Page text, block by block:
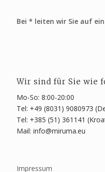
Bei * leiten wir Sie auf
Wir sind für Sie wie
Mo-So: 8:00-20:00
Tel: +49 (8031) 9080973
Tel: +385 (51) 361141
Mail: info@miruma.eu
Impressum